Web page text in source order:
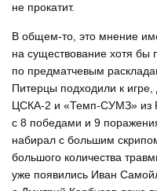
не прокатит.
В общем-то, это мнение
на существование хотя бы
по предматчевым
Питерцы подходили к
ЦСКА-2 и «Темп-СУМЗ» из
с 8 победами и 9
набирал с большим
большого количества
уже появились Иван